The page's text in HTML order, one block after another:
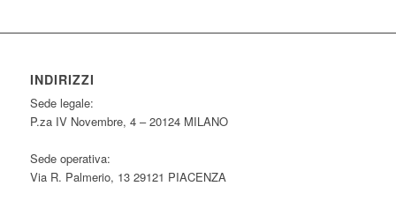
INDIRIZZI
Sede legale:
P.za IV Novembre, 4 – 20124 MILANO
Sede operativa:
Via R. Palmerio, 13 29121 PIACENZA